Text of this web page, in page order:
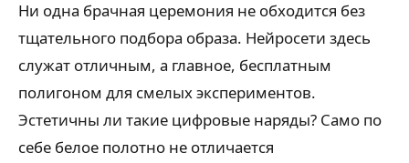
Ни одна брачная церемония не обходится без
тщательного подбора образа. Нейросети здесь
служат отличным, а главное, бесплатным
полигоном для смелых экспериментов.
Эстетичны ли такие цифровые наряды? Само по
себе белое полотно не отличается